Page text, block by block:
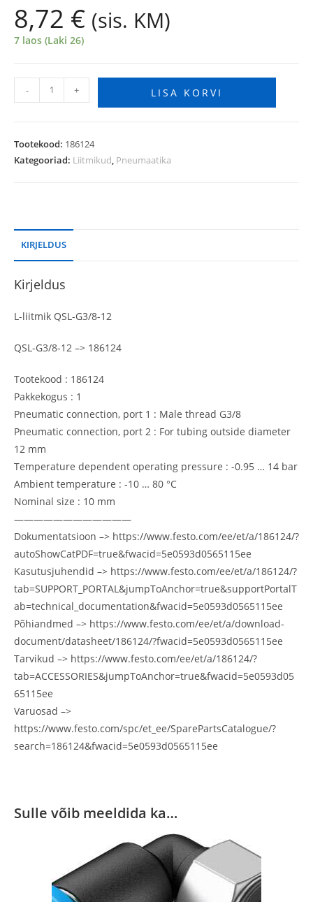
8,72 € (sis. KM)
7 laos (Laki 26)
- + LISA KORVI
Tootekood: 186124
Kategooriad: Liitmikud, Pneumaatika
KIRJELDUS
Kirjeldus
L-liitmik QSL-G3/8-12
QSL-G3/8-12 –> 186124
Tootekood : 186124
Pakkekogus : 1
Pneumatic connection, port 1 : Male thread G3/8
Pneumatic connection, port 2 : For tubing outside diameter
12 mm
Temperature dependent operating pressure : -0.95 … 14 bar
Ambient temperature : -10 … 80 °C
Nominal size : 10 mm
————————————
Dokumentatsioon –> https://www.festo.com/ee/et/a/186124/?
autoShowCatPDF=true&fwacid=5e0593d0565115ee
Kasutusjuhendid –> https://www.festo.com/ee/et/a/186124/?
tab=SUPPORT_PORTAL&jumpToAnchor=true&supportPortalT
ab=technical_documentation&fwacid=5e0593d0565115ee
Põhiandmed –> https://www.festo.com/ee/et/a/download-
document/datasheet/186124/?fwacid=5e0593d0565115ee
Tarvikud –> https://www.festo.com/ee/et/a/186124/?
tab=ACCESSORIES&jumpToAnchor=true&fwacid=5e0593d05
65115ee
Varuosad –>
https://www.festo.com/spc/et_ee/SparePartsCatalogue/?
search=186124&fwacid=5e0593d0565115ee
Sulle võib meeldida ka…